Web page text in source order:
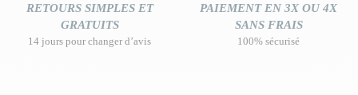
RETOURS SIMPLES ET
GRATUITS
14 jours pour changer d’avis
PAIEMENT EN 3X OU 4X
SANS FRAIS
100% sécurisé